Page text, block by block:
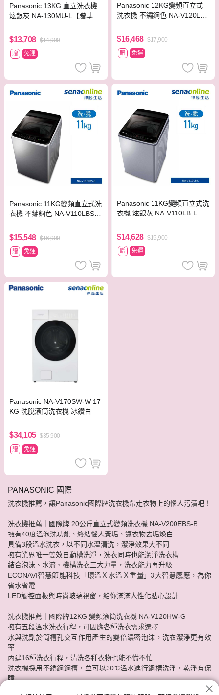
Panasonic 13KG 直立洗衣機
炫銀灰 NA-130MU-L【贈基本
$13,708 $14,900
贈
免運
Panasonic 12KG變頻直立式
洗衣機 不鏽鋼色 NA-V120LBS
$16,468 $17,900
贈
免運
Panasonic 11KG變頻直立式洗
衣機 不鏽鋼色 NA-V110LBS-S
$15,548 $16,900
贈
免運
Panasonic 11KG變頻直立式洗
衣機 炫銀灰 NA-V110LB-L
$14,628 $15,900
贈
免運
Panasonic NA-V170SW-W 17
KG 洗脫滾筒洗衣機 冰鑽白
$34,105 $35,900
贈
免運
PANASONIC 國際
洗衣機推薦，讓Panasonic國際牌洗衣機帶走衣物上的惱人污漬吧！
洗衣機推薦｜國際牌 20公斤直立式變頻洗衣機 NA-V200EBS-B
擁有40度溫泡洗功能，終結惱人黃垢，讓衣物去垢煥白
具備3段溫水洗衣，以不同水溫清洗，潔淨效果大不同
擁有業界唯一雙效自動槽洗淨，洗衣同時也能潔淨洗衣槽
結合泡沫、水流、機構洗衣三大力量，洗衣能力再升級
ECONAVI智慧節能科技「環溫Ｘ水溫Ｘ重量」3大智慧感應，為你
省水省電
LED觸控面板與時尚玻璃視窗，給你滿滿人性化貼心設計
洗衣機推薦｜國際牌12KG 變頻滾筒洗衣機 NA-V120HW-G
擁有五段溫水洗衣行程，可因應各種洗衣需求選擇
水與洗劑於筒槽孔交互作用產生的雙倍濃密泡沫，洗衣潔淨更有效
率
內建16種洗衣行程，清洗各種衣物也能不慌不忙
洗衣機採用不銹鋼鋼槽，並可以30℃溫水進行鋼槽洗淨，乾淨有保
障